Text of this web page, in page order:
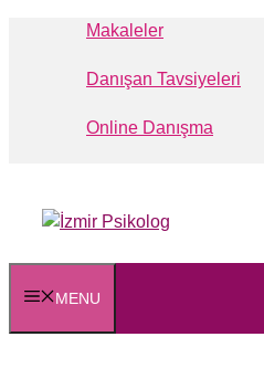
Makaleler
Danışan Tavsiyeleri
Online Danışma
MENU